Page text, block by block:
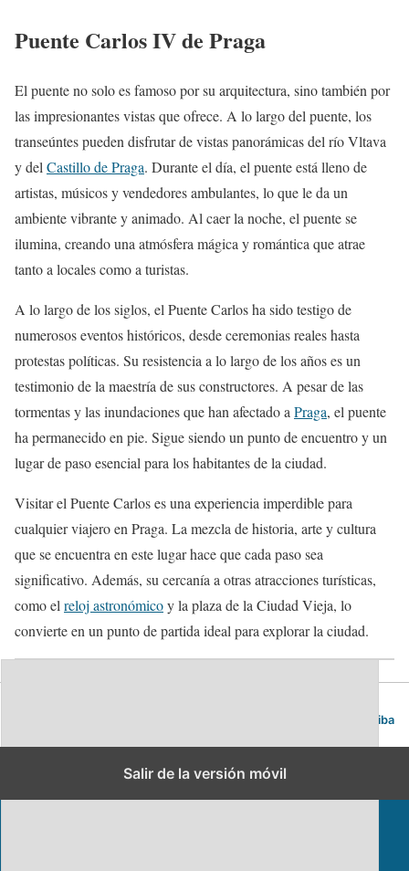
Puente Carlos IV de Praga
El puente no solo es famoso por su arquitectura, sino también por
las impresionantes vistas que ofrece. A lo largo del puente, los
transeúntes pueden disfrutar de vistas panorámicas del río Vltava
y del Castillo de Praga. Durante el día, el puente está lleno de
artistas, músicos y vendedores ambulantes, lo que le da un
ambiente vibrante y animado. Al caer la noche, el puente se
ilumina, creando una atmósfera mágica y romántica que atrae
tanto a locales como a turistas.
A lo largo de los siglos, el Puente Carlos ha sido testigo de
numerosos eventos históricos, desde ceremonias reales hasta
protestas políticas. Su resistencia a lo largo de los años es un
testimonio de la maestría de sus constructores. A pesar de las
tormentas y las inundaciones que han afectado a Praga, el puente
ha permanecido en pie. Sigue siendo un punto de encuentro y un
lugar de paso esencial para los habitantes de la ciudad.
Visitar el Puente Carlos es una experiencia imperdible para
cualquier viajero en Praga. La mezcla de historia, arte y cultura
que se encuentra en este lugar hace que cada paso sea
significativo. Además, su cercanía a otras atracciones turísticas,
como el reloj astronómicoy la plaza de la Ciudad Vieja, lo
convierte en un punto de partida ideal para explorar la ciudad.
Volver arriba
Salir de la versión móvil